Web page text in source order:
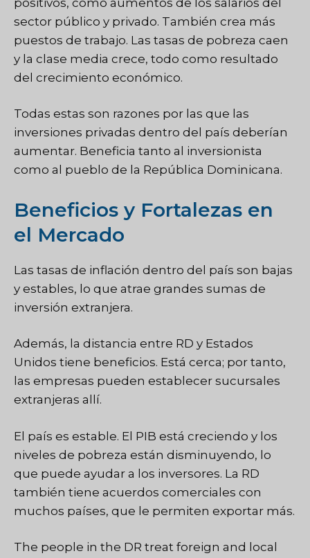
sector público y privado. También crea más
puestos de trabajo. Las tasas de pobreza caen
y la clase media crece, todo como resultado
del crecimiento económico.
Todas estas son razones por las que las
inversiones privadas dentro del país deberían
aumentar. Beneficia tanto al inversionista
como al pueblo de la República Dominicana.
Beneficios y Fortalezas en
el Mercado
Las tasas de inflación dentro del país son bajas
y estables, lo que atrae grandes sumas de
inversión extranjera.
Además, la distancia entre RD y Estados
Unidos tiene beneficios. Está cerca; por tanto,
las empresas pueden establecer sucursales
extranjeras allí.
El país es estable. El PIB está creciendo y los
niveles de pobreza están disminuyendo, lo
que puede ayudar a los inversores. La RD
también tiene acuerdos comerciales con
muchos países, que le permiten exportar más.
The people in the DR treat foreign and local